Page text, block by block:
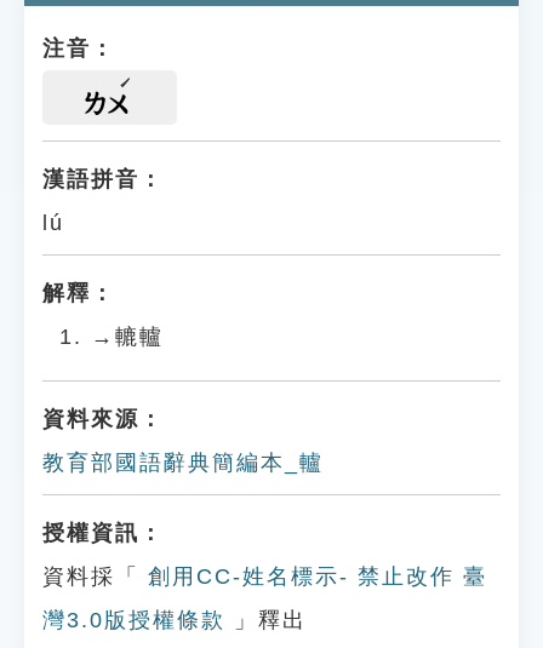
注音：
ㄌㄨ
漢語拼音：
lú
解釋：
→轆轤
資料來源：
教育部國語辭典簡編本_轤
授權資訊：
資料採「
創用CC-姓名標示- 禁止改作 臺
灣3.0版授權條款
」釋出